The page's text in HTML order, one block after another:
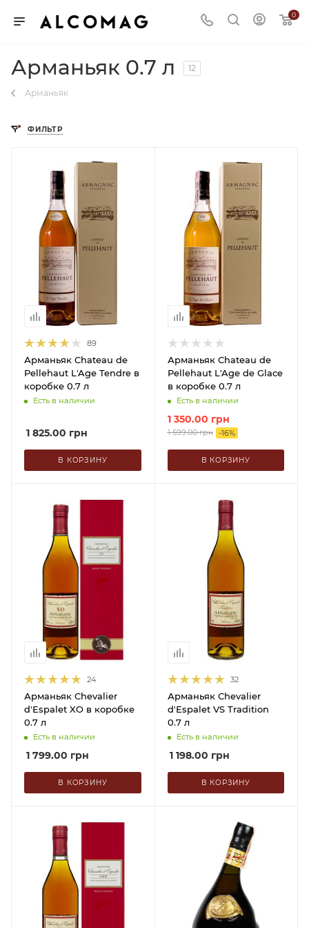
0
Арманьяк 0.7 л 12
Арманьяк
ФИЛЬТР
89
Арманьяк Chateau de
Pellehaut L'Age Tendre в
коробке 0.7 л
Есть в наличии
1 825.00 грн
В КОРЗИНУ
Арманьяк Chateau de
Pellehaut L'Age de Glace
в коробке 0.7 л
Есть в наличии
1 350.00 грн
1 599.00грн -16%
В КОРЗИНУ
24
Арманьяк Chevalier
d'Espalet XO в коробке
0.7 л
Есть в наличии
1 799.00 грн
В КОРЗИНУ
32
Арманьяк Chevalier
d'Espalet VS Tradition
0.7 л
Есть в наличии
1 198.00 грн
В КОРЗИНУ